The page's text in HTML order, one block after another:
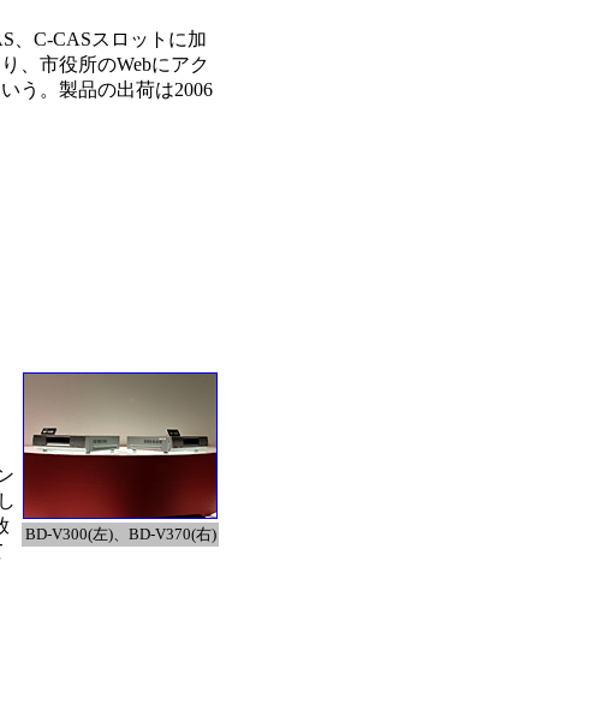
、C-CASスロットに加
、市役所のWebにアク
う。製品の出荷は2006
BD-V300(左)、BD-V370(右)